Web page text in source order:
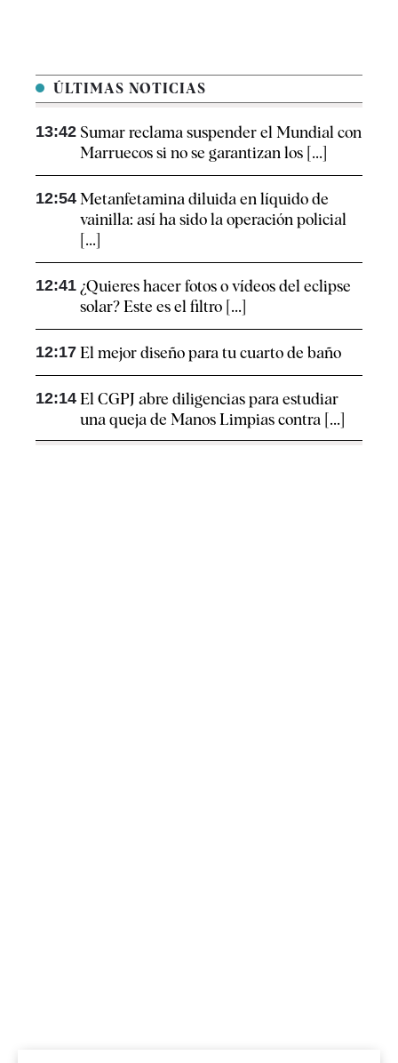
ÚLTIMAS NOTICIAS
13:42 Sumar reclama suspender el Mundial con
Marruecos si no se garantizan los [...]
12:54 Metanfetamina diluida en líquido de
vainilla: así ha sido la operación policial
[...]
12:41 ¿Quieres hacer fotos o vídeos del eclipse
solar? Este es el filtro [...]
12:17 El mejor diseño para tu cuarto de baño
12:14 El CGPJ abre diligencias para estudiar
una queja de Manos Limpias contra [...]